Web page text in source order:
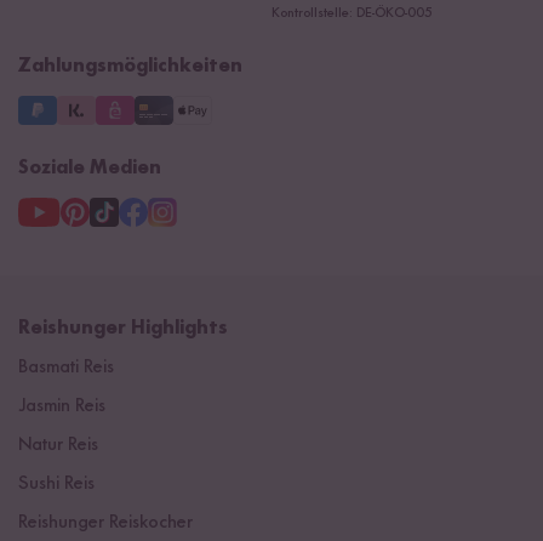
Kontrollstelle: DE-ÖKO-005
Zahlungsmöglichkeiten
Soziale Medien
Reishunger Highlights
Basmati Reis
Jasmin Reis
Natur Reis
Sushi Reis
Reishunger Reiskocher